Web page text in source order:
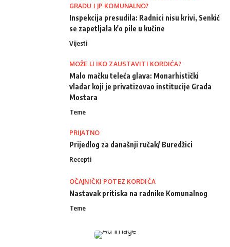
GRADU I JP KOMUNALNO?
Inspekcija presudila: Radnici nisu krivi, Senkić
se zapetljala k'o pile u kučine
Vijesti
MOŽE LI IKO ZAUSTAVITI KORDIĆA?
Malo mačku teleća glava: Monarhistički
vladar koji je privatizovao institucije Grada
Mostara
Teme
PRIJATNO
Prijedlog za današnji ručak/ Buredžici
Recepti
OČAJNIČKI POTEZ KORDIĆA
Nastavak pritiska na radnike Komunalnog
Teme